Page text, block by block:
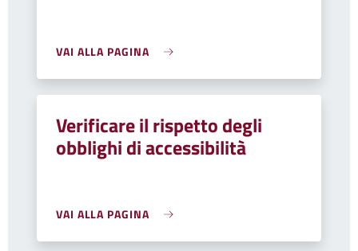
VAI ALLA PAGINA
Verificare il rispetto degli
obblighi di accessibilità
VAI ALLA PAGINA